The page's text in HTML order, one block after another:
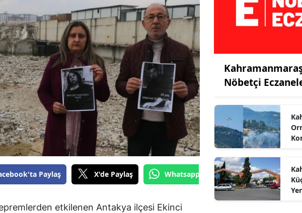
Paylaş X'de Paylaş Whatsapp'tan Gönder
etkilenen Antakya ilçesi Ekinci
Nöbetçi